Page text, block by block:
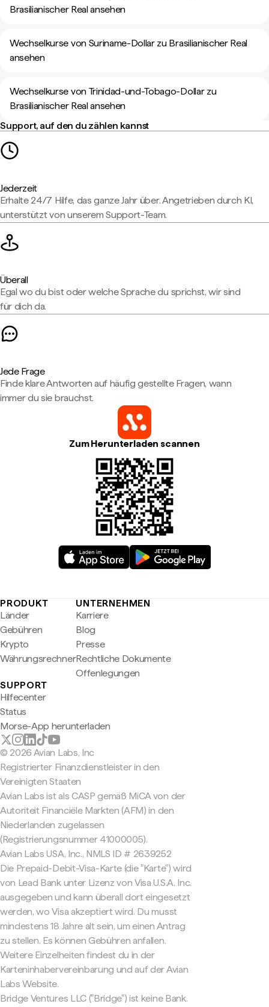
Brasilianischer Real ansehen
Wechselkurse von Suriname-Dollar zu Brasilianischer Real
ansehen
Wechselkurse von Trinidad-und-Tobago-Dollar zu
Brasilianischer Real ansehen
Support, auf den du zählen kannst
Jederzeit
Erhalte 24/7 Hilfe, das ganze Jahr über. Angetrieben durch KI,
unterstützt von unserem Support-Team.
Überall
Egal wo du bist oder welche Sprache du sprichst, wir sind
für dich da.
Jede Frage
Finde klare Antworten auf häufig gestellte Fragen, wann
immer du sie brauchst.
Zum Herunterladen scannen
PRODUKT
Länder
Gebühren
Krypto
Währungsrechner
UNTERNEHMEN
Karriere
Blog
Presse
Rechtliche Dokumente
Offenlegungen
SUPPORT
Hilfecenter
Status
Morse-App herunterladen
© 2026 Avian Labs, Inc
Registrierter Finanzdienstleister in den
Vereinigten Staaten
Avian Labs ist als CASP gemäß MiCA von der
Autoriteit Financiële Markten (AFM) in den
Niederlanden zugelassen
(Registrierungsnummer 41000005).
Avian Labs USA, Inc., NMLS ID # 2639252
Die Prepaid-Debit-Visa-Karte (die "Karte") wird
von Lead Bank unter Lizenz von Visa U.S.A. Inc.
ausgegeben und kann überall dort eingesetzt
werden, wo Visa akzeptiert wird. Du musst
mindestens 18 Jahre alt sein, um einen Antrag
zu stellen. Es können Gebühren anfallen.
Weitere Einzelheiten findest du in der
Karteninhabervereinbarung und auf der Avian
Labs Website.
Bridge Ventures LLC ("Bridge") ist keine Bank.